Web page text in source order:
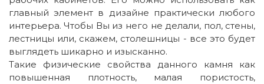
главный элемент в дизайне практически любого
интерьера. Чтобы Вы из него не делали, пол, стены,
лестницы или, скажем, столешницы - все это будет
выглядеть шикарно и изысканно.
Такие физические свойства данного камня как
повышенная плотность, малая пористость,